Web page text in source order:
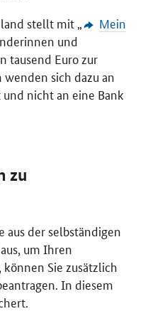
stellt mit „
Mein
und
tausend Euro zur
sich dazu an
nicht an eine Bank
zu
aus der selbständigen
um Ihren
Sie zusätzlich
In diesem